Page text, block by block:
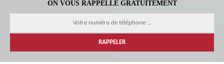
ON VOUS RAPPELLE GRATUITEMENT